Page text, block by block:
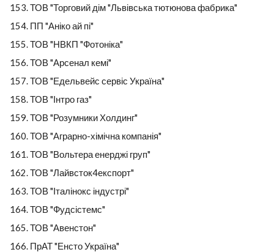
ТОВ "Торговий дім "Львівська тютюнова фабрика"
ПП "Аніко ай пі"
ТОВ "НВКП "Фотоніка"
ТОВ "Арсенал кемі"
ТОВ "Едельвейс сервіс Україна"
ТОВ "Інтро газ"
ТОВ "Розумники Холдинг"
ТОВ "Аграрно-хімічна компанія"
ТОВ "Вольтера енерджі груп"
ТОВ "Лайвсток4експорт"
ТОВ "Італінокс індустрі"
ТОВ "Фудсістемс"
ТОВ "Авенстон"
ПрАТ "Енсто Україна"